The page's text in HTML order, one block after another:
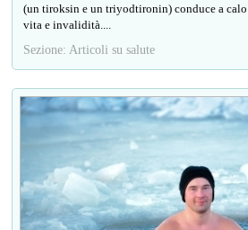
(un tiroksin e un triyodtironin) conduce a
vita e invalidità....
Sezione: Articoli su salute